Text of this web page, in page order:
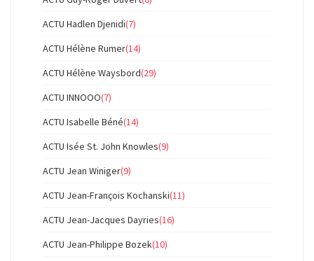
ACTU Hadlen Djenidi(7)
ACTU Hélène Rumer(14)
ACTU Hélène Waysbord(29)
ACTU INNOOO(7)
ACTU Isabelle Béné(14)
ACTU Isée St. John Knowles(9)
ACTU Jean Winiger(9)
ACTU Jean-François Kochanski(11)
ACTU Jean-Jacques Dayries(16)
ACTU Jean-Philippe Bozek(10)